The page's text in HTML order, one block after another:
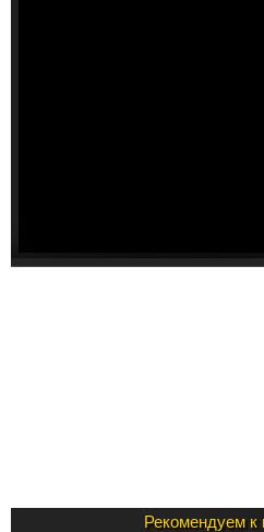
Рекомендуем к